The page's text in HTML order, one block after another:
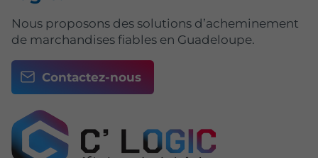
Nous proposons des solutions d’acheminement
de marchandises fiables en Guadeloupe.
Contactez-nous